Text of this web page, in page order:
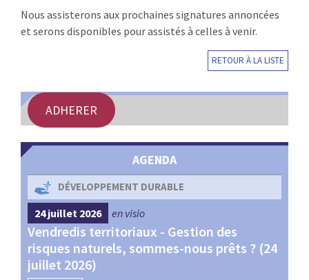
Nous assisterons aux prochaines signatures annoncées
et serons disponibles pour assistés à celles à venir.
RETOUR À LA LISTE
ADHERER
AGENDA
DÉVELOPPEMENT DURABLE
24 juillet 2026 en visio
Vendredis territoriaux - Gestion des
risques naturels, sommes-nous prêts ? (24
juillet 2026)